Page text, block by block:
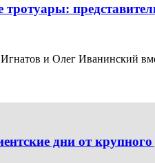
и Олег Иванинский
дни от